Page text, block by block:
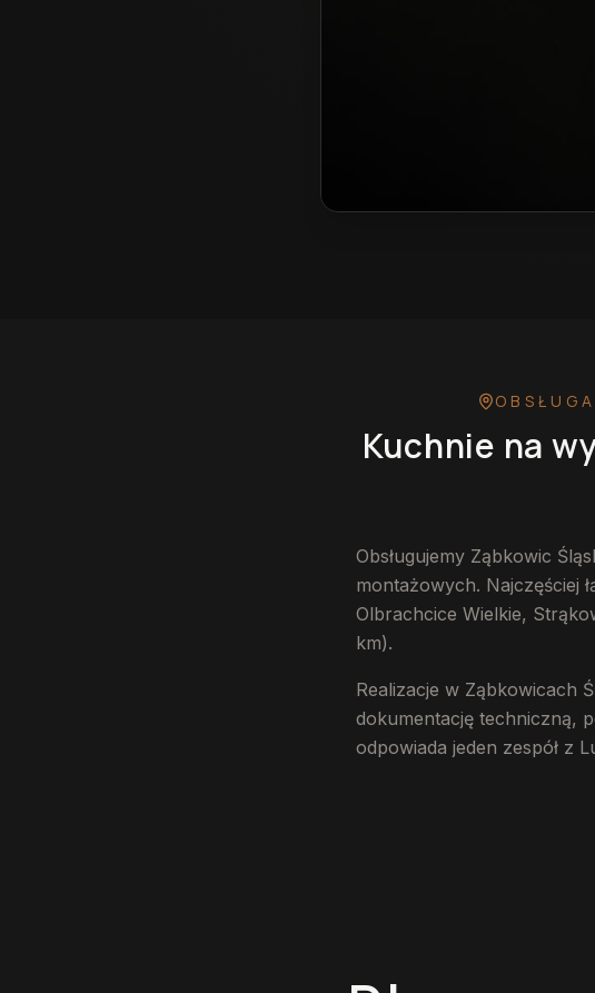
Kuchnie na
Obsługujemy Ząbkowic
montażowych. Najczęściej
Olbrachcice Wielkie,
km).
Realizacje w Ząbkowicach
dokumentację techniczną,
odpowiada jeden zespół z